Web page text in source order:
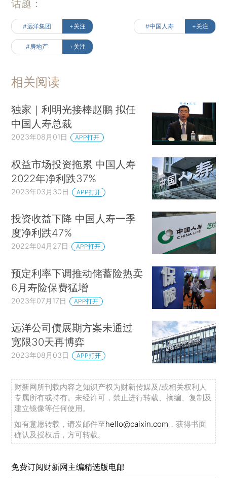
话题：
#远洋集团 +关注 #中国人寿 +关注
#房地产 +关注
相关阅读
独家｜利明光接棒赵鹏 拟任
中国人寿总裁
2023年08月01日 APP打开
权益市场投资拖累 中国人寿
2022年净利跌37%
2023年03月30日 APP打开
投资收益下降 中国人寿一季
度净利跌47%
2022年04月27日 APP打开
预定利率下调推动储蓄险热卖
6月寿险保费猛增
2023年07月17日 APP打开
远洋公司债展期方案未通过
宽限30天再博弈
2023年08月03日 APP打开
财新网所刊载内容之知识产权为财新传媒及/或相关权利人
专属所有或持有。未经许可，禁止进行转载、摘编、复制及
建立镜像等任何使用。
如有意愿转载，请发邮件至hello@caixin.com ，获得书面
确认及授权后，方可转载。
免费订阅财新网主编精选版电邮